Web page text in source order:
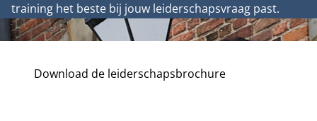
training het beste bij jouw leiderschapsvraag past.
Download de leiderschapsbrochure